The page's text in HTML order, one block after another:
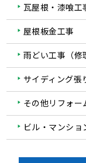
瓦屋根・漆喰工
屋根板金工事
雨どい工事（修
サイディング張
その他リフォー
ビル・マンショ